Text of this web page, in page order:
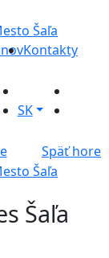
Kontakty
SK
Späť hore
Šaľa